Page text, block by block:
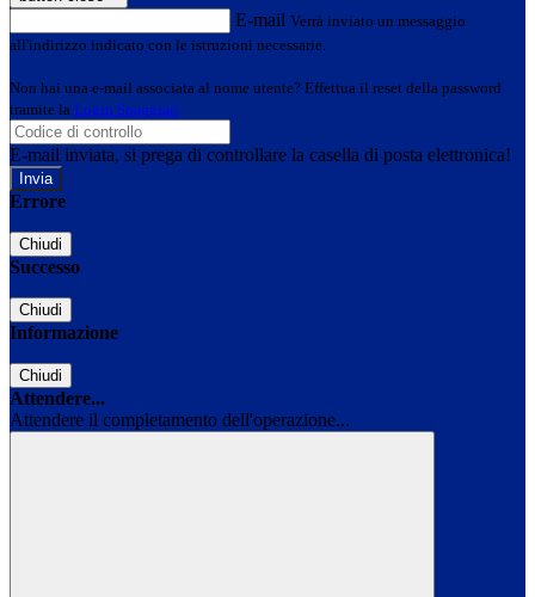
E-mail Verrà inviato un messaggio
all'indirizzo indicato con le istruzioni necessarie.
Non hai una e-mail associata al nome utente? Effettua il reset della password
tramite la Login Spaggiari
E-mail inviata, si prega di controllare la casella di posta elettronica!
Errore
Chiudi
Successo
Chiudi
Informazione
Chiudi
Attendere...
Attendere il completamento dell'operazione...